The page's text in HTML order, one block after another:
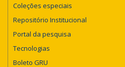
Coleções especiais
Repositório Institucional
Portal da pesquisa
Tecnologias
Boleto GRU